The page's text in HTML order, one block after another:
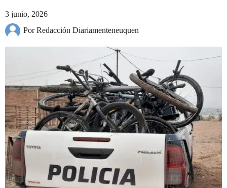
3 junio, 2026
Por Redacción Diariamenteneuquen